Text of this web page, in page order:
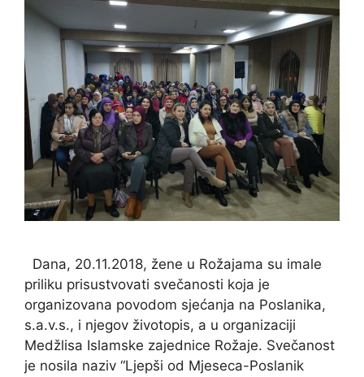
Dana, 20.11.2018, žene u Rožajama su imale
priliku prisustvovati svečanosti koja je
organizovana povodom sjećanja na Poslanika,
s.a.v.s., i njegov životopis, a u organizaciji
Medžlisa Islamske zajednice Rožaje. Svečanost
je nosila naziv “Ljepši od Mjeseca-Poslanik